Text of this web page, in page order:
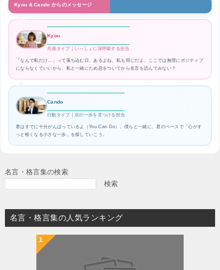
Kyou & Cando からのメッセージ
Kyou
共感タイプ｜いっしょに深呼吸する担当
「なんで私だけ…」って落ち込む日、あるよね。私も同じだよ。ここでは無理にポジティブ
にならなくていいから、私と一緒にため息をついてから名言を読んでみない？
Cando
行動タイプ｜次の一歩を見つける担当
君はすでに十分がんばっているよ（You Can Do）。僕らと一緒に、君のペースで「心がす
っと軽くなる小さな一歩」を探していこう。
名言・格言集の検索
検索
名言・格言集の人気ランキング